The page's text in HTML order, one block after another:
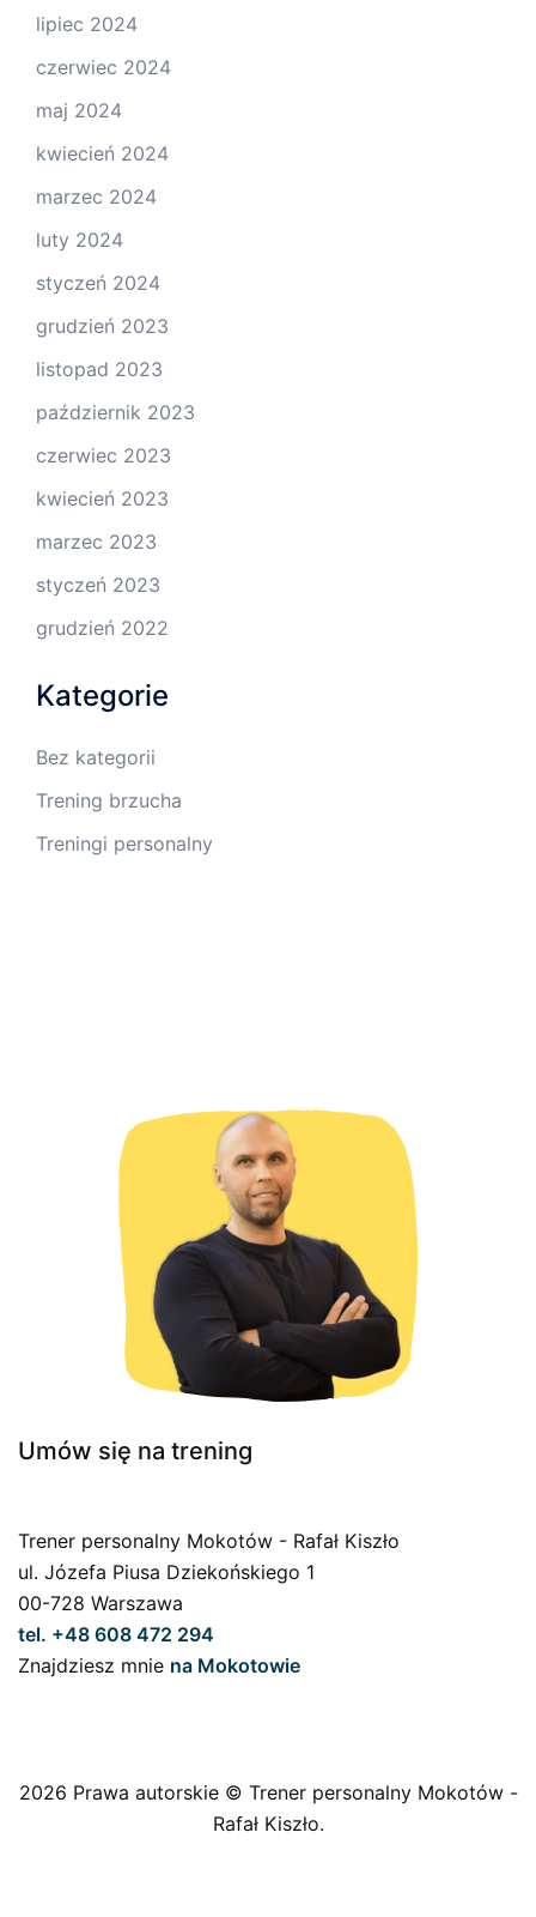
lipiec 2024
czerwiec 2024
maj 2024
kwiecień 2024
marzec 2024
luty 2024
styczeń 2024
grudzień 2023
listopad 2023
październik 2023
czerwiec 2023
kwiecień 2023
marzec 2023
styczeń 2023
grudzień 2022
Kategorie
Bez kategorii
Trening brzucha
Treningi personalny
Umów się na trening
Trener personalny Mokotów - Rafał Kiszło
ul. Józefa Piusa Dziekońskiego 1
00-728 Warszawa
tel. +48 608 472 294
Znajdziesz mnie na Mokotowie
2026 Prawa autorskie © Trener personalny Mokotów -
Rafał Kiszło.